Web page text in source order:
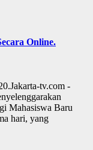
Online.
tv.com -
Mahasiswa Baru
hari, yang